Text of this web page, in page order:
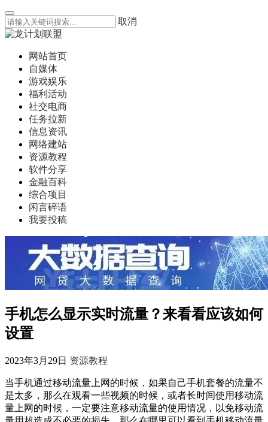
取消
网站首页
自媒体
游戏娱乐
福利活动
社交电商
任务拉新
信息资讯
网络建站
资源教程
软件分享
金融百科
综合项目
闲言碎语
我要投稿
手机怎么显示实时流量？来看看应该如何
设置
2023年3月29日 资源教程
当手机通过移动流量上网的时候，如果自己手机套餐的流量不
是太多，那么在观看一些视频的时候，或者长时间使用移动流
量上网的时候，一定要注意移动流量的使用情况，以免移动流